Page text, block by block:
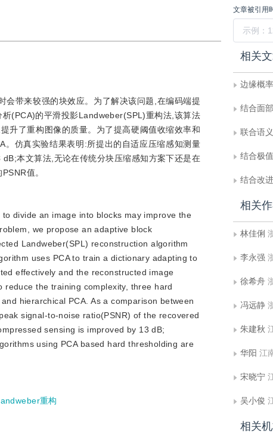
会带来较强的块效应。为了解决该问题,在编码端提
(PCA)的平滑投影Landweber(SPL)重构法,该算法
升了重构图像的质量。为了提高硬阈值收缩效率和
仿真实验结果表明:所提出的自适应压缩感知测量
本文算法,无论在传统分块压缩感知方案下还是在
值。
divide an image into blocks may improve the
we propose an adaptive block
Landweber(SPL) reconstruction algorithm
uses PCA to train a dictionary adapting to
effectively and the reconstructed image
the training complexity, three hard
hierarchical PCA. As a comparison between
signal-to-noise ratio(PSNR) of the recovered
sensing is improved by 13 dB;
using PCA based hard thresholding are
重构
文章被引用
相关
边缘概率分
结合面部纹
联合语义分
结合极值区
结合改进
相关
林佳俐
李永强
徐希舟
冯远静
朱建秋
华阳 江
宋晓宁
吴小俊
相关